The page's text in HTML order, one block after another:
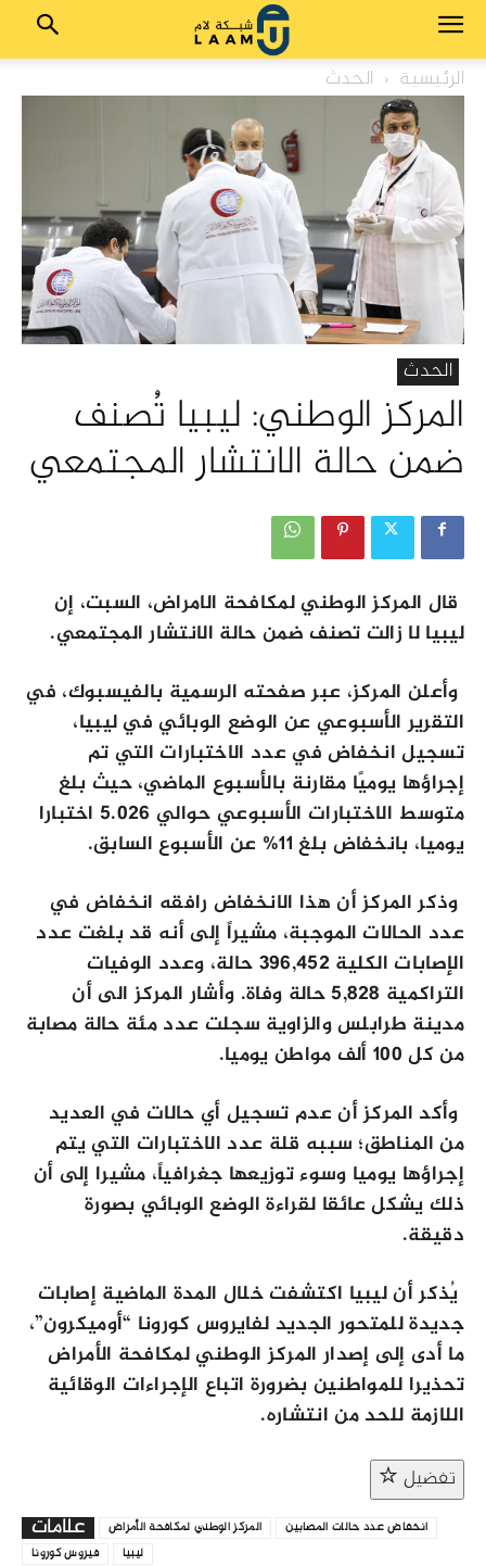
الرئيسية الحدث
الحدث
المركز الوطني: ليبيا تُصنف
ضمن حالة الانتشار المجتمعي
قال المركز الوطني لمكافحة الامراض، السبت، إن
ليبيا لا زالت تصنف ضمن حالة الانتشار المجتمعي.
وأعلن المركز، عبر صفحته الرسمية بالفيسبوك، في
التقرير الأسبوعي عن الوضع الوبائي في ليبيا،
تسجيل انخفاض في عدد الاختبارات التي تم
إجراؤها يوميًا مقارنة بالأسبوع الماضي، حيث بلغ
متوسط الاختبارات الأسبوعي حوالي 5.026 اختبارا
يوميا، بانخفاض بلغ 11% عن الأسبوع السابق.
وذكر المركز أن هذا الانخفاض رافقه انخفاض في
عدد الحالات الموجبة، مشيراً إلى أنه قد بلغت عدد
الإصابات الكلية 396,452 حالة، وعدد الوفيات
التراكمية 5,828 حالة وفاة. وأشار المركز الى أن
مدينة طرابلس والزاوية سجلت عدد مئة حالة مصابة
من كل 100 ألف مواطن يوميا.
وأكد المركز أن عدم تسجيل أي حالات في العديد
من المناطق؛ سببه قلة عدد الاختبارات التي يتم
إجراؤها يوميا وسوء توزيعها جغرافياً، مشيرا إلى أن
ذلك يشكل عائقا لقراءة الوضع الوبائي بصورة
دقيقة.
يُذكر أن ليبيا اكتشفت خلال المدة الماضية إصابات
جديدة للمتحور الجديد لفايروس كورونا “أوميكرون”،
ما أدى إلى إصدار المركز الوطني لمكافحة الأمراض
تحذيرا للمواطنين بضرورة اتباع الإجراءات الوقائية
اللازمة للحد من انتشاره.
تفضيل
علامات
المركز الوطني لمكافحة الأمراض
انخفاض عدد حالات المصابين
فيروس كورونا
ليبيا